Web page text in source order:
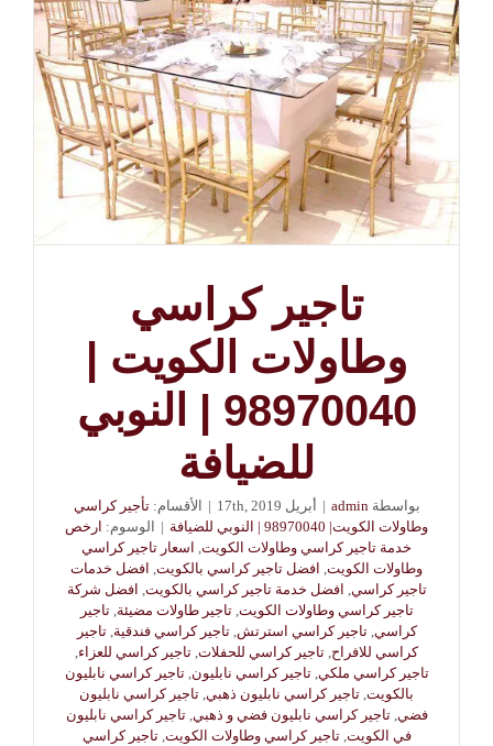
تاجير كراسي
وطاولات الكويت |
98970040 | النوبي
للضيافة
بواسطةadmin
| أبريل 17th, 2019 | الأقسام:تأجير كراسي
وطاولات الكويت| 98970040 | النوبي للضيافة
| الوسوم: ارخص
خدمة تاجير كراسي وطاولات الكويت, اسعار تاجير كراسي
وطاولات الكويت, افضل تاجير كراسي بالكويت, افضل خدمات
تاجير كراسي, افضل خدمة تاجير كراسي بالكويت, افضل شركة
تاجير كراسي وطاولات الكويت,تاجير طاولات مضيئة,تاجير
كراسي,تاجير كراسي استرتش,تاجير كراسي فندقية,تاجير
كراسي للافراح, تاجير كراسي للحفلات, تاجير كراسي للعزاء,
تاجير كراسي ملكي,تاجير كراسي نابليون,تاجير كراسي نابليون
بالكويت, تاجير كراسي نابليون ذهبي, تاجير كراسي نابليون
فضي,تاجير كراسي نابليون فضي و ذهبي,تاجير كراسي نابليون
في الكويت,تاجير كراسي وطاولات الكويت,تاجير كراسي